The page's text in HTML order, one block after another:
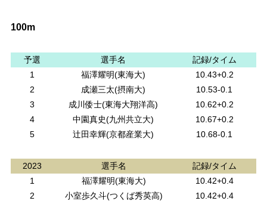
100m
予選 選手名
記録/タイム
1
福澤耀明(東海大)
10.43+0.2
2
成瀬三太(摂南大)
10.53-0.1
3
成川倭士(東海大翔洋高)
10.62+0.2
4
中園真史(九州共立大)
10.67+0.2
5
辻田幸輝(京都産業大) 10.68-0.1
2023 選手名
記録/タイム
1
福澤耀明(東海大)
10.42+0.4
2
小室歩久斗(つくば秀英高)
10.42+0.4